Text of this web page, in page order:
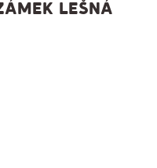
LEŠNÁ